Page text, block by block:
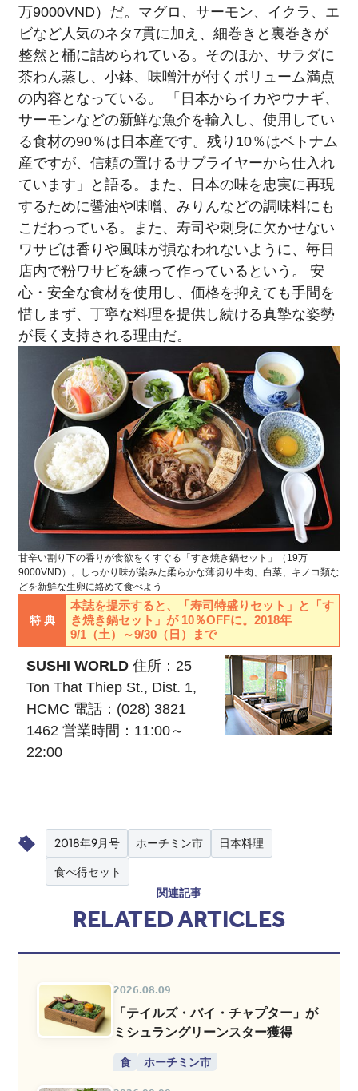
万9000VND）だ。マグロ、サーモン、イクラ、エ
ビなど人気のネタ7貫に加え、細巻きと裏巻きが
整然と桶に詰められている。そのほか、サラダに
茶わん蒸し、小鉢、味噌汁が付くボリューム満点
の内容となっている。 「日本からイカやウナギ、
サーモンなどの新鮮な魚介を輸入し、使用してい
る食材の90％は日本産です。残り10％はベトナム
産ですが、信頼の置けるサプライヤーから仕入れ
ています」と語る。また、日本の味を忠実に再現
するために醤油や味噌、みりんなどの調味料にも
こだわっている。また、寿司や刺身に欠かせない
ワサビは香りや風味が損なわれないように、毎日
店内で粉ワサビを練って作っているという。 安
心・安全な食材を使用し、価格を抑えても手間を
惜しまず、丁寧な料理を提供し続ける真摯な姿勢
が長く支持される理由だ。
甘辛い割り下の香りが食欲をくすぐる「すき焼き鍋セット」（19万
9000VND）。しっかり味が染みた柔らかな薄切り牛肉、白菜、キノコ類な
どを新鮮な生卵に絡めて食べよう
特 典
本誌を提示すると、「寿司特盛りセット」と「す
き焼き鍋セット」が 10％OFFに。2018年
9/1（土）～9/30（日）まで
SUSHI WORLD住所：25
Ton That Thiep St., Dist. 1,
HCMC 電話：(028) 3821
1462 営業時間：11:00～
22:00
2018年9月号 ホーチミン市 日本料理
食べ得セット
関連記事
RELATED ARTICLES
2026.08.09
「テイルズ・バイ・チャプター」が
ミシュラングリーンスター獲得
食 ホーチミン市